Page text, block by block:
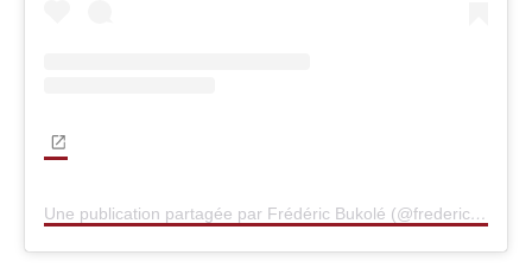
Une publication partagée par Frédéric Bukolé (@frederic_bukole)